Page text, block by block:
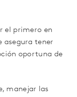
el primero en
asegura tener
oportuna de
manejar las